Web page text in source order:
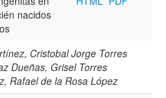
nacidos
Cristobal Jorge Torres
Dueñas, Grisel Torres
Rafael de la Rosa López